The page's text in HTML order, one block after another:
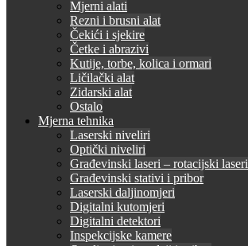
Mjerni alati
Rezni i brusni alat
Čekići i sjekire
Četke i abrazivi
Kutije, torbe, kolica i ormari
Ličilački alat
Zidarski alat
Ostalo
Mjerna tehnika
Laserski niveliri
Optički niveliri
Građevinski laseri – rotacijski laseri
Građevinski stativi i pribor
Laserski daljinomjeri
Digitalni kutomjeri
Digitalni detektori
Inspekcijske kamere